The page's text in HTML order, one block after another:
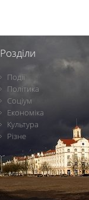
Розділи
Події
Політика
Соціум
Економіка
Культура
Різне